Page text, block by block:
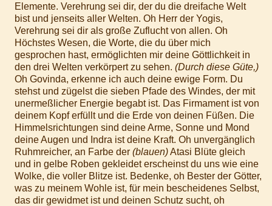
Elemente. Verehrung sei dir, der du die dreifache Welt
bist und jenseits aller Welten. Oh Herr der Yogis,
Verehrung sei dir als große Zuflucht von allen. Oh
Höchstes Wesen, die Worte, die du über mich
gesprochen hast, ermöglichten mir deine Göttlichkeit in
den drei Welten verkörpert zu sehen. (Durch diese Güte,)
Oh Govinda, erkenne ich auch deine ewige Form. Du
stehst und zügelst die sieben Pfade des Windes, der mit
unermeßlicher Energie begabt ist. Das Firmament ist von
deinem Kopf erfüllt und die Erde von deinen Füßen. Die
Himmelsrichtungen sind deine Arme, Sonne und Mond
deine Augen und Indra ist deine Kraft. Oh unvergänglich
Ruhmreicher, an Farbe der (blauen)Atasi Blüte gleich
und in gelbe Roben gekleidet erscheinst du uns wie eine
Wolke, die voller Blitze ist. Bedenke, oh Bester der Götter,
was zu meinem Wohle ist, für mein bescheidenes Selbst,
das dir gewidmet ist und deinen Schutz sucht, oh